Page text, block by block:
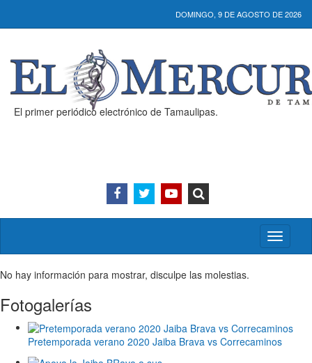
DOMINGO, 9 DE AGOSTO DE 2026
El primer periódico electrónico de Tamaulipas.
Activar/
menú
No hay información para mostrar, disculpe las molestias.
Fotogalerías
Pretemporada verano 2020 Jaiba Brava vs Correcaminos